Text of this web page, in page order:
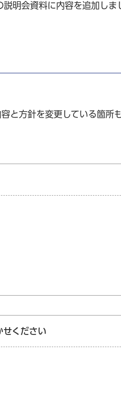
明会資料に内容を追加しま
と方針を変更している箇所
せください